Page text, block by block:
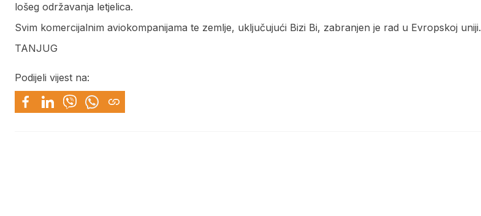
lošeg održavanja letjelica.
Svim komercijalnim aviokompanijama te zemlje, uključujući Bizi Bi, zabranjen je rad u Evropskoj uniji.
TANJUG
Podijeli vijest na: